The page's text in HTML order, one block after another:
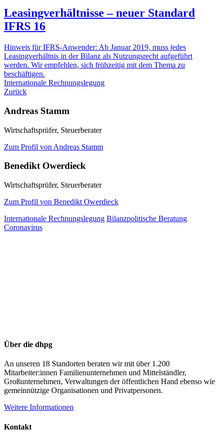
Leasingverhältnisse – neuer Standard
IFRS 16
Hinweis für IFRS-Anwender: Ab Januar 2019, muss jedes
Leasingverhältnis in der Bilanz als Nutzungsrecht aufgeführt
werden. Wir empfehlen, sich frühzeitig mit dem Thema zu
beschäftigen.
Internationale Rechnungslegung
Zurück
Andreas Stamm
Wirtschaftsprüfer, Steuerberater
Zum Profil von Andreas Stamm
Benedikt Owerdieck
Wirtschaftsprüfer, Steuerberater
Zum Profil von Benedikt Owerdieck
Internationale Rechnungslegung Bilanzpolitische Beratung
Coronavirus
Über die dhpg
An unseren 18 Standorten beraten wir mit über 1.200
Mitarbeiter:innen Familienunternehmen und Mittelständler,
Großunternehmen, Verwaltungen der öffentlichen Hand ebenso wie
gemeinnützige Organisationen und Privatpersonen.
Weitere Informationen
Kontakt